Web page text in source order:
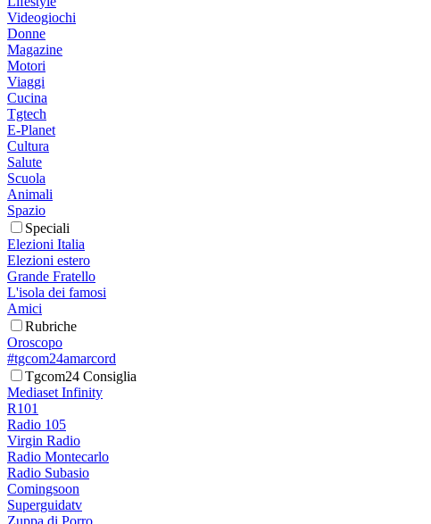
Videogiochi
Donne
Magazine
Motori
Viaggi
Cucina
Tgtech
E-Planet
Cultura
Salute
Scuola
Animali
Spazio
Speciali
Elezioni Italia
Elezioni estero
Grande Fratello
L'isola dei famosi
Amici
Rubriche
Oroscopo
#tgcom24amarcord
Tgcom24 Consiglia
Mediaset Infinity
R101
Radio 105
Virgin Radio
Radio Montecarlo
Radio Subasio
Comingsoon
Superguidatv